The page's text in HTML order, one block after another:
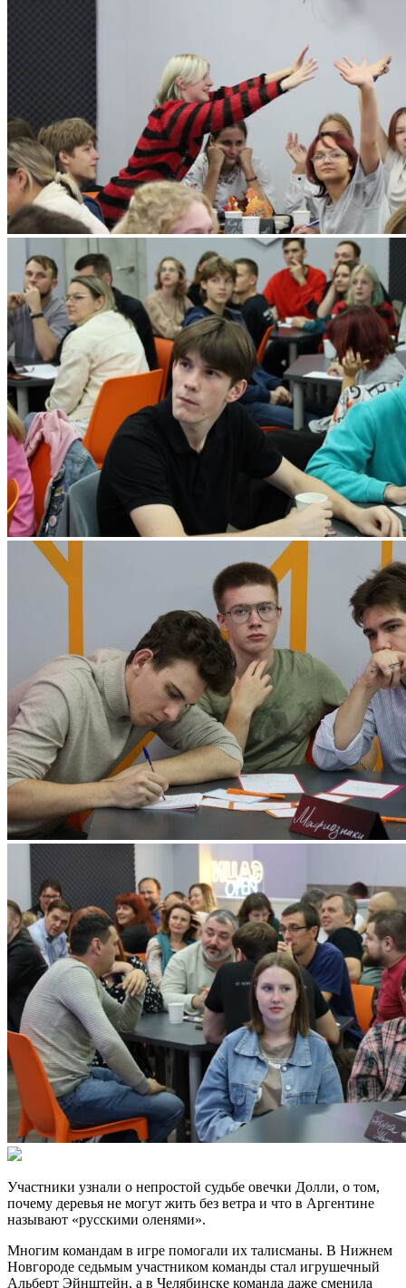
Участники узнали о непростой судьбе овечки Долли, о том,
почему деревья не могут жить без ветра и что в Аргентине
называют «русскими оленями».
Многим командам в игре помогали их талисманы. В Нижнем
Новгороде седьмым участником команды стал игрушечный
Альберт Эйнштейн, а в Челябинске команда даже сменила